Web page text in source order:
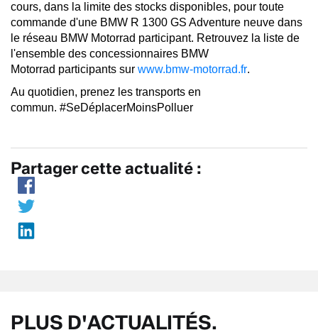
cours, dans la limite des stocks disponibles, pour toute
commande d'une BMW R 1300 GS Adventure neuve dans
le réseau BMW Motorrad participant. Retrouvez la liste de
l'ensemble des concessionnaires BMW
Motorrad participants sur www.bmw-motorrad.fr.
Au quotidien, prenez les transports en
commun. #SeDéplacerMoinsPolluer
Partager cette actualité :
PLUS D'ACTUALITÉS.